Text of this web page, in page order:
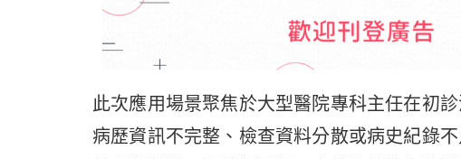
此次應用場景聚焦於大型醫院專科主任在初
病歷資訊不完整、檢查資料分散或病史紀錄